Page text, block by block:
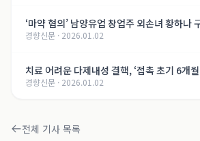
‘마약 혐의’ 남양유업 창업주 외손녀 황하나
경향신문 · 2026.01.02
치료 어려운 다제내성 결핵, ‘접촉 초기 6개
제
경향신문 · 2026.01.02
전체 기사 목록